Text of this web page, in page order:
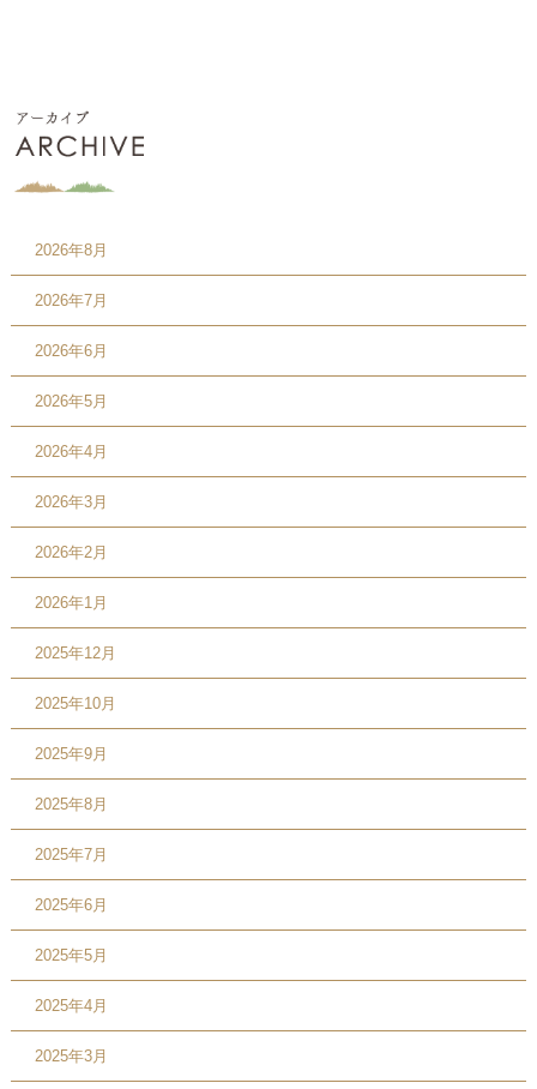
2026年8月
2026年7月
2026年6月
2026年5月
2026年4月
2026年3月
2026年2月
2026年1月
2025年12月
2025年10月
2025年9月
2025年8月
2025年7月
2025年6月
2025年5月
2025年4月
2025年3月